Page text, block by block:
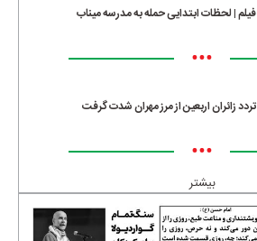
فیلم | لحظات ابتدایی حمله به مدرسه میناب
•••
تردد زائران اربعین از مرز مهران شدت گرفت
•••
بیشتر